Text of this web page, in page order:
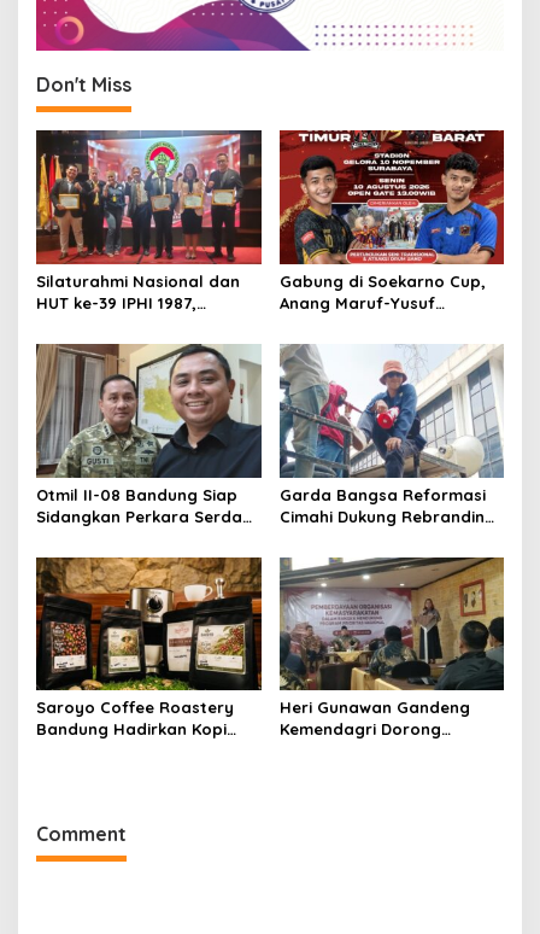
Don't Miss
Silaturahmi Nasional dan
HUT ke-39 IPHI 1987,
Advokat dalam Pembaruan
Hukum
Gabung di Soekarno Cup,
Anang Maruf-Yusuf
Muda dari Pelosok Tanah
Air
Otmil II-08 Bandung Siap
Sidangkan Perkara Serda
Korem Sunan Gunung Jati
Cirebon
Garda Bangsa Reformasi
Cimahi Dukung Rebranding
Harus Diikuti Reformasi
Pelayanan
Saroyo Coffee Roastery
Bandung Hadirkan Kopi
Heri Gunawan Gandeng
Kemendagri Dorong
Comment